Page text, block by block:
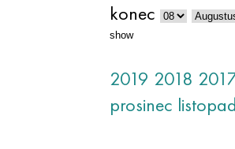
konec
show
2019 2018
prosinec listopad